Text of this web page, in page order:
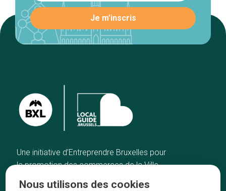
Une initiative d’Entreprendre Bruxelles pour
la promotion des commerces de la Ville
Nous utilisons des cookies